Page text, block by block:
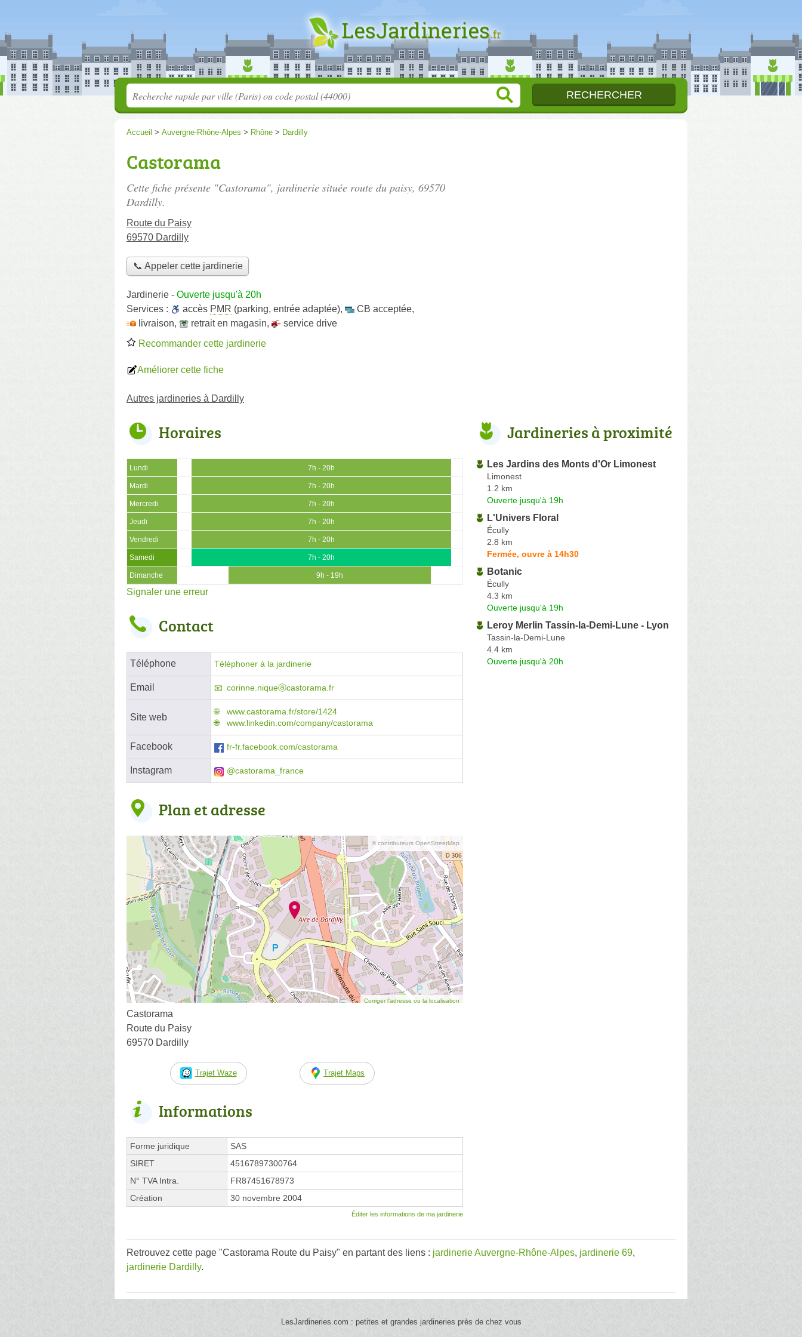
Accueil > Auvergne-Rhône-Alpes > Rhône > Dardilly
Castorama
Cette fiche présente "Castorama", jardinerie située route du paisy, 69570
Dardilly.
Route du Paisy
69570 Dardilly
📞 Appeler cette jardinerie
Jardinerie - Ouverte jusqu'à 20h
Services :
accès PMR (parking, entrée adaptée), CB acceptée,
livraison, retrait en magasin,
service drive
Recommander cette jardinerie
Améliorer cette fiche
Autres jardineries à Dardilly
Horaires
Lundi 7h - 20h
Mardi 7h - 20h
Mercredi 7h - 20h
Jeudi 7h - 20h
Vendredi 7h - 20h
Samedi 7h - 20h
Dimanche 9h - 19h
Signaler une erreur
Contact
Téléphone Téléphoner à la jardinerie
Email corinne.niqueⓐcastorama.fr
Site web
www.castorama.fr/store/1424
www.linkedin.com/company/castorama
Facebook fr-fr.facebook.com/castorama
Instagram @castorama_france
Plan et adresse
© contributeurs OpenStreetMap
Corriger l’adresse ou la localisation
Castorama
Route du Paisy
69570 Dardilly
Trajet Waze Trajet Maps
Informations
Forme juridique
SAS
SIRET
45167897300764
N° TVA Intra.
FR87451678973
Création
30 novembre 2004
Éditer les informations de ma jardinerie
Jardineries à proximité
Les Jardins des Monts d'Or Limonest
Limonest
1.2 km
Ouverte jusqu'à 19h
L'Univers Floral
Écully
2.8 km
Fermée, ouvre à 14h30
Botanic
Écully
4.3 km
Ouverte jusqu'à 19h
Leroy Merlin Tassin-la-Demi-Lune - Lyon
Tassin-la-Demi-Lune
4.4 km
Ouverte jusqu'à 20h
Retrouvez cette page "Castorama Route du Paisy" en partant des liens : jardinerie Auvergne-Rhône-Alpes, jardinerie 69,
jardinerie Dardilly.
LesJardineries.com : petites et grandes jardineries près de chez vous